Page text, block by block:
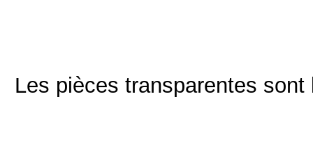
Les pièces transparentes